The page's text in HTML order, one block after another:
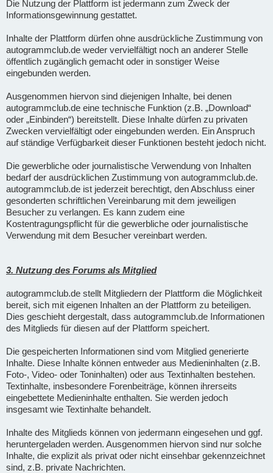
Die Nutzung der Plattform ist jedermann zum Zweck der
Informationsgewinnung gestattet.
Inhalte der Plattform dürfen ohne ausdrückliche Zustimmung von
autogrammclub.de weder vervielfältigt noch an anderer Stelle
öffentlich zugänglich gemacht oder in sonstiger Weise
eingebunden werden.
Ausgenommen hiervon sind diejenigen Inhalte, bei denen
autogrammclub.de eine technische Funktion (z.B. „Download“
oder „Einbinden“) bereitstellt. Diese Inhalte dürfen zu privaten
Zwecken vervielfältigt oder eingebunden werden. Ein Anspruch
auf ständige Verfügbarkeit dieser Funktionen besteht jedoch nicht.
Die gewerbliche oder journalistische Verwendung von Inhalten
bedarf der ausdrücklichen Zustimmung von autogrammclub.de.
autogrammclub.de ist jederzeit berechtigt, den Abschluss einer
gesonderten schriftlichen Vereinbarung mit dem jeweiligen
Besucher zu verlangen. Es kann zudem eine
Kostentragungspflicht für die gewerbliche oder journalistische
Verwendung mit dem Besucher vereinbart werden.
3. Nutzung des Forums als Mitglied
autogrammclub.de stellt Mitgliedern der Plattform die Möglichkeit
bereit, sich mit eigenen Inhalten an der Plattform zu beteiligen.
Dies geschieht dergestalt, dass autogrammclub.de Informationen
des Mitglieds für diesen auf der Plattform speichert.
Die gespeicherten Informationen sind vom Mitglied generierte
Inhalte. Diese Inhalte können entweder aus Medieninhalten (z.B.
Foto-, Video- oder Toninhalten) oder aus Textinhalten bestehen.
Textinhalte, insbesondere Forenbeiträge, können ihrerseits
eingebettete Medieninhalte enthalten. Sie werden jedoch
insgesamt wie Textinhalte behandelt.
Inhalte des Mitglieds können von jedermann eingesehen und ggf.
heruntergeladen werden. Ausgenommen hiervon sind nur solche
Inhalte, die explizit als privat oder nicht einsehbar gekennzeichnet
sind, z.B. private Nachrichten.